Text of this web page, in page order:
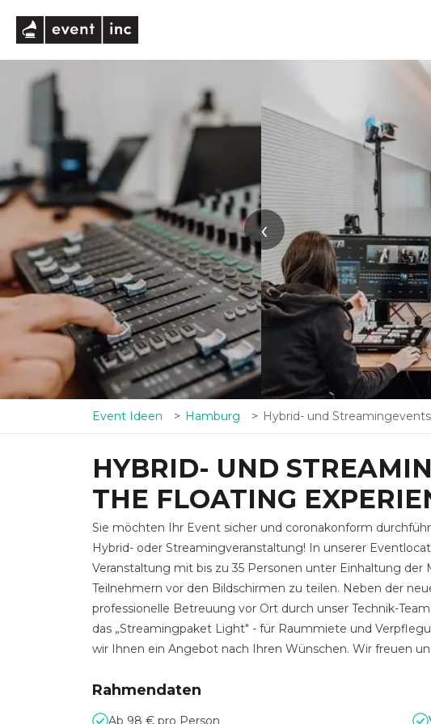
‹
Event Ideen Hamburg Hybrid- und Streamingevents @ KAI 10 – THE FLOATING
HYBRID- UND
THE FLOATING
Sie möchten Ihr Event sicher und coronakonform
Hybrid- oder Streamingveranstaltung! In unserer
Veranstaltung mit bis zu 35 Personen unter Einhaltung
Teilnehmern vor den Bildschirmen zu teilen. Neben der
professionelle Betreuung vor Ort durch unser Technik-
das „Streamingpaket Light" - für Raummiete und
wir Ihnen ein Angebot nach Ihren Wünschen. Wir freuen
Rahmendaten
Ab 98 € pro Person